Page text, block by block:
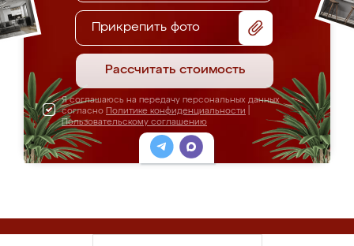
Прикрепить фото
Рассчитать стоимость
Я соглашаюсь на передачу персональных данных
согласно Политике конфиденциальности
Пользовательскому соглашению